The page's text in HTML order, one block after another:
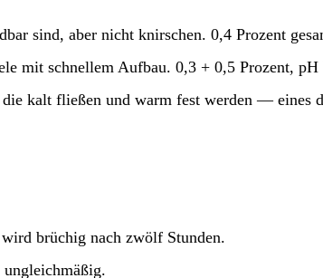
sind, aber nicht knirschen. 0,4 Prozent
mit schnellem Aufbau. 0,3 + 0,5 Prozent,
kalt fließen und warm fest werden — eines
brüchig nach zwölf Stunden.